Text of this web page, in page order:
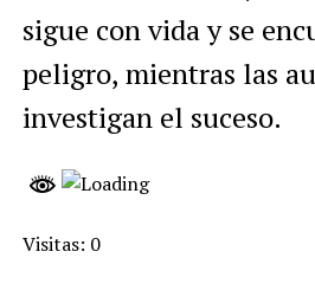
sigue con vida y se
peligro, mientras las
investigan el suceso.
Visitas: 0